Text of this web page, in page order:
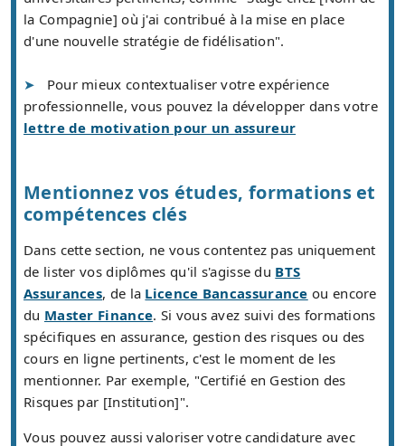
la Compagnie] où j'ai contribué à la mise en place
d'une nouvelle stratégie de fidélisation".
Pour mieux contextualiser votre expérience
professionnelle, vous pouvez la développer dans votre
lettre de motivation pour un assureur
Mentionnez vos études, formations et
compétences clés
Dans cette section, ne vous contentez pas uniquement
de lister vos diplômes qu'il s'agisse du BTS
Assurances, de la Licence Bancassurance ou encore
du Master Finance. Si vous avez suivi des formations
spécifiques en assurance, gestion des risques ou des
cours en ligne pertinents, c'est le moment de les
mentionner. Par exemple, "Certifié en Gestion des
Risques par [Institution]".
Vous pouvez aussi valoriser votre candidature avec